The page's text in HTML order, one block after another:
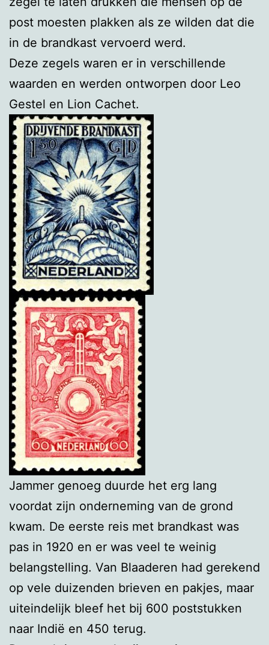
post moesten plakken als ze wilden dat die
in de brandkast vervoerd werd.
Deze zegels waren er in verschillende
waarden en werden ontworpen door Leo
Gestel en Lion Cachet.
Jammer genoeg duurde het erg lang
voordat zijn onderneming van de grond
kwam. De eerste reis met brandkast was
pas in 1920 en er was veel te weinig
belangstelling. Van Blaaderen had gerekend
op vele duizenden brieven en pakjes, maar
uiteindelijk bleef het bij 600 poststukken
naar Indië en 450 terug.